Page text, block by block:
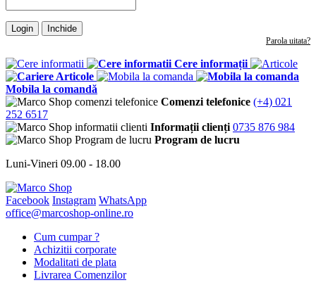
Login Inchide
Parola uitata?
Cere informații
Articole
Mobila la comandă
Comenzi telefonice (+4) 021
252 6517
Informații clienți 0735 876 984
Program de lucru
Luni-Vineri 09.00 - 18.00
Facebook Instagram WhatsApp
office@marcoshop-online.ro
Cum cumpar ?
Achizitii corporate
Modalitati de plata
Livrarea Comenzilor